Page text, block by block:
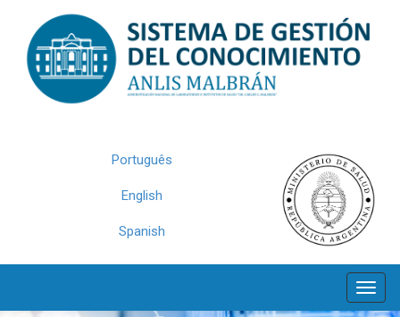
navigation
Português
English
Spanish